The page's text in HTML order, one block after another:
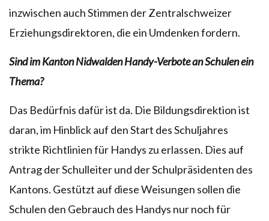
inzwischen auch Stimmen der Zentralschweizer
Erziehungsdirektoren, die ein Umdenken fordern.
Sind im Kanton Nidwalden Handy-Verbote an Schulen ein
Thema?
Das Bedürfnis dafür ist da. Die Bildungsdirektion ist
daran, im Hinblick auf den Start des Schuljahres
strikte Richtlinien für Handys zu erlassen. Dies auf
Antrag der Schulleiter und der Schulpräsidenten des
Kantons. Gestützt auf diese Weisungen sollen die
Schulen den Gebrauch des Handys nur noch für